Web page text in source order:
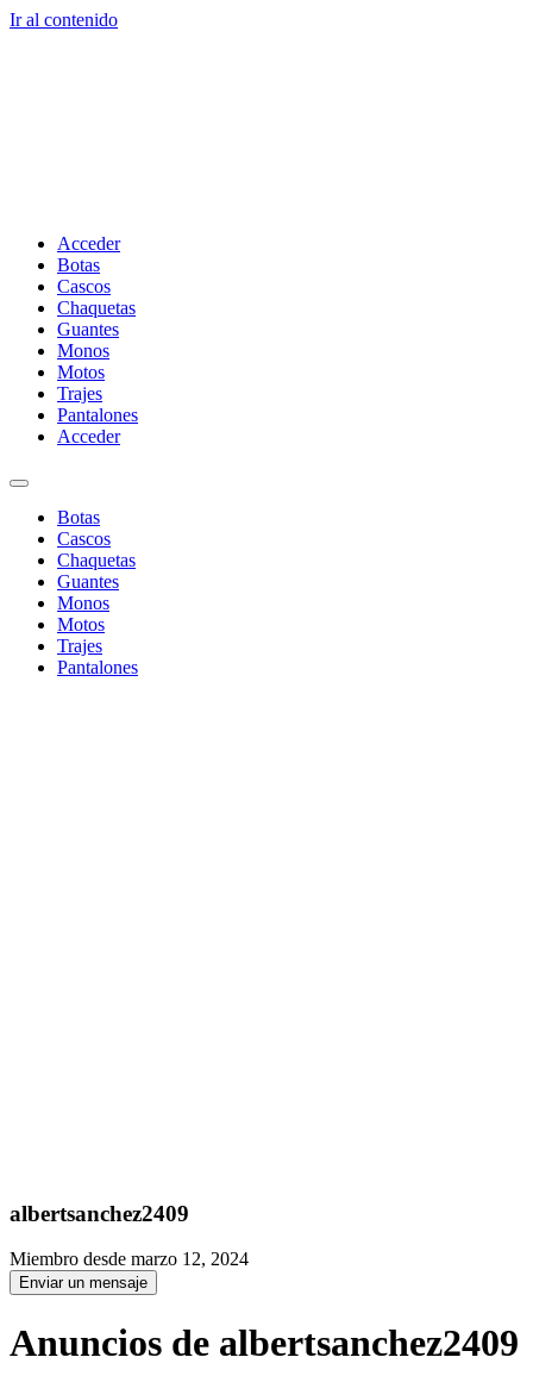
Ir al contenido
Acceder
Botas
Cascos
Chaquetas
Guantes
Monos
Motos
Trajes
Pantalones
Acceder
Botas
Cascos
Chaquetas
Guantes
Monos
Motos
Trajes
Pantalones
albertsanchez2409
Miembro desde marzo 12, 2024
Enviar un mensaje
Anuncios de albertsanchez2409